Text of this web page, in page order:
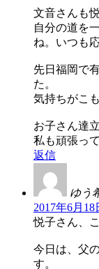
文音さんも
自分の道を
ね。いつも
先日福岡で
た。
気持ちがこ
お子さん達
私も頑張っ
返信
ゆう
2017年6月18
悦子さん、
今日は、父
す。